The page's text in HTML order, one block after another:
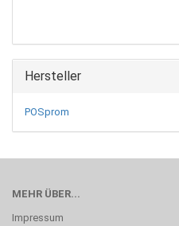
Hersteller
POSprom
MEHR ÜBER...
Impressum